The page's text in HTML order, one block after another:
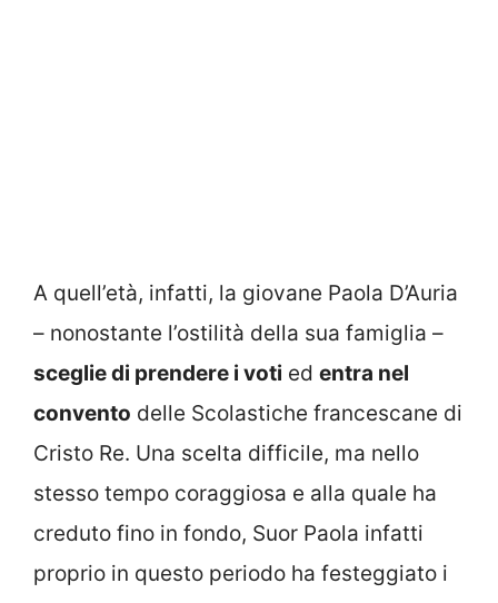
A quell’età, infatti, la giovane Paola D’Auria
– nonostante l’ostilità della sua famiglia –
sceglie di prendere i voti ed entra nel
convento delle Scolastiche francescane di
Cristo Re. Una scelta difficile, ma nello
stesso tempo coraggiosa e alla quale ha
creduto fino in fondo, Suor Paola infatti
proprio in questo periodo ha festeggiato i